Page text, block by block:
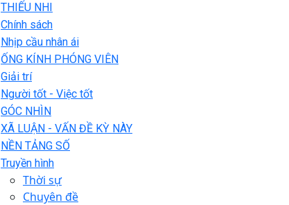
THIẾU NHI
Chính sách
Nhịp cầu nhân ái
ỐNG KÍNH PHÓNG VIÊN
Giải trí
Người tốt - Việc tốt
GÓC NHÌN
XÃ LUẬN - VẤN ĐỀ KỲ NÀY
NỀN TẢNG SỐ
Truyền hình
Thời sự
Chuyên đề